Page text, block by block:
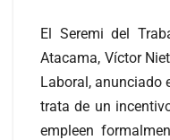
El Seremi del
Atacama, Víctor
Laboral, anunciado
trata de un
empleen